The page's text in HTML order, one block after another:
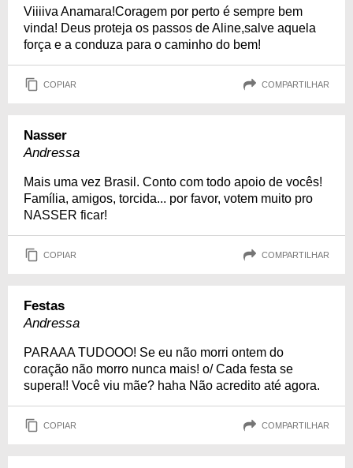
Viiiiva Anamara!Coragem por perto é sempre bem
vinda! Deus proteja os passos de Aline,salve aquela
força e a conduza para o caminho do bem!
COPIAR COMPARTILHAR
Nasser
Andressa
Mais uma vez Brasil. Conto com todo apoio de vocês!
Família, amigos, torcida... por favor, votem muito pro
NASSER ficar!
COPIAR COMPARTILHAR
Festas
Andressa
PARAAA TUDOOO! Se eu não morri ontem do
coração não morro nunca mais! o/ Cada festa se
supera!! Você viu mãe? haha Não acredito até agora.
COPIAR COMPARTILHAR